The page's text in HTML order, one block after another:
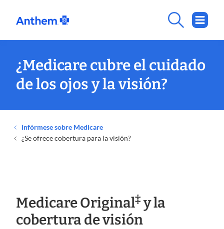
¿Medicare cubre el cuidado
de los ojos y la visión?
Infórmese sobre Medicare
¿Se ofrece cobertura para la visión?
Medicare Original‡y la
cobertura de visión